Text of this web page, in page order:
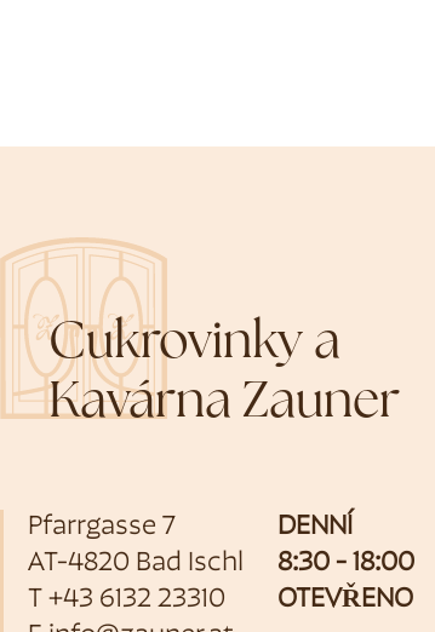
Cukrovinky a
Kavárna Zauner
Pfarrgasse 7
AT-4820 Bad Ischl
T +43 6132 23310
DENNÍ
8:30 - 18:00
OTEVŘENO